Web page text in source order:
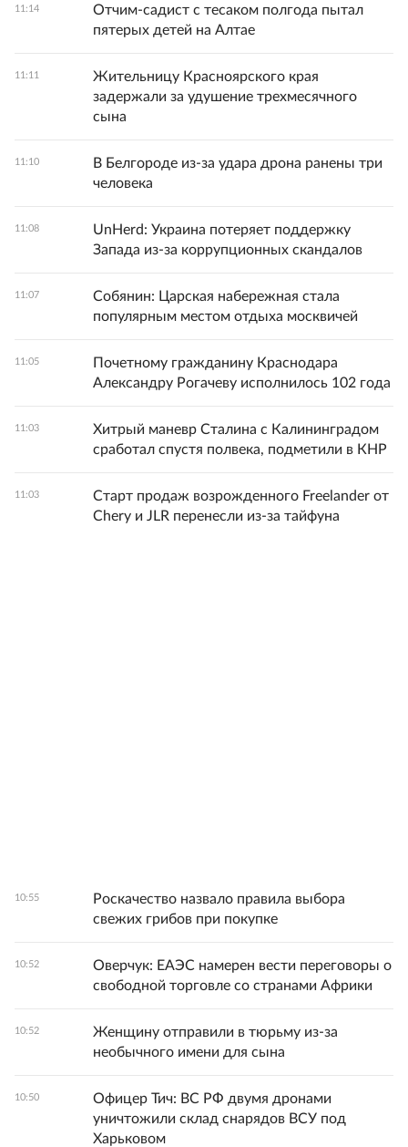
11:14
Отчим-садист с тесаком полгода пытал
пятерых детей на Алтае
11:11
Жительницу Красноярского края
задержали за удушение трехмесячного
сына
11:10
В Белгороде из-за удара дрона ранены три
человека
11:08
UnHerd: Украина потеряет поддержку
Запада из-за коррупционных скандалов
11:07
Собянин: Царская набережная стала
популярным местом отдыха москвичей
11:05
Почетному гражданину Краснодара
Александру Рогачеву исполнилось 102 года
11:03
Хитрый маневр Сталина с Калининградом
сработал спустя полвека, подметили в КНР
11:03
Старт продаж возрожденного Freelander от
Chery и JLR перенесли из-за тайфуна
10:55
Роскачество назвало правила выбора
свежих грибов при покупке
10:52
Оверчук: ЕАЭС намерен вести переговоры о
свободной торговле со странами Африки
10:52
Женщину отправили в тюрьму из-за
необычного имени для сына
10:50
Офицер Тич: ВС РФ двумя дронами
уничтожили склад снарядов ВСУ под
Харьковом